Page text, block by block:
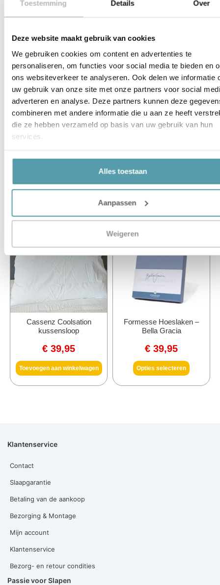
Toestemming Details Over
Deze website maakt gebruik van cookies
We gebruiken cookies om content en advertenties te
personaliseren, om functies voor social media te bieden en
ons websiteverkeer te analyseren. Ook delen we informatie
uw gebruik van onze site met onze partners voor social
adverteren en analyse. Deze partners kunnen deze
combineren met andere informatie die u aan ze heeft
die ze hebben verzameld op basis van uw gebruik van hun
services.
Alles toestaan
Aanpassen
Weigeren
Opties selecteren
€
Opties selecteren
Cassenz Coolsation
kussensloop
€ 39,95
Toevoegen aan winkelwagen
Formesse Hoeslaken –
Bella Gracia
€ 39,95
Opties selecteren
Klantenservice
Contact
Slaapgarantie
Betaling van de aankoop
Bezorging & Montage
Mijn account
Klantenservice
Bezorg- en retour condities
Passie voor Slapen